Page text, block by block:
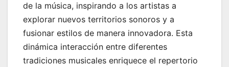
de la música, inspirando a los artistas a
explorar nuevos territorios sonoros y a
fusionar estilos de manera innovadora. Esta
dinámica interacción entre diferentes
tradiciones musicales enriquece el repertorio